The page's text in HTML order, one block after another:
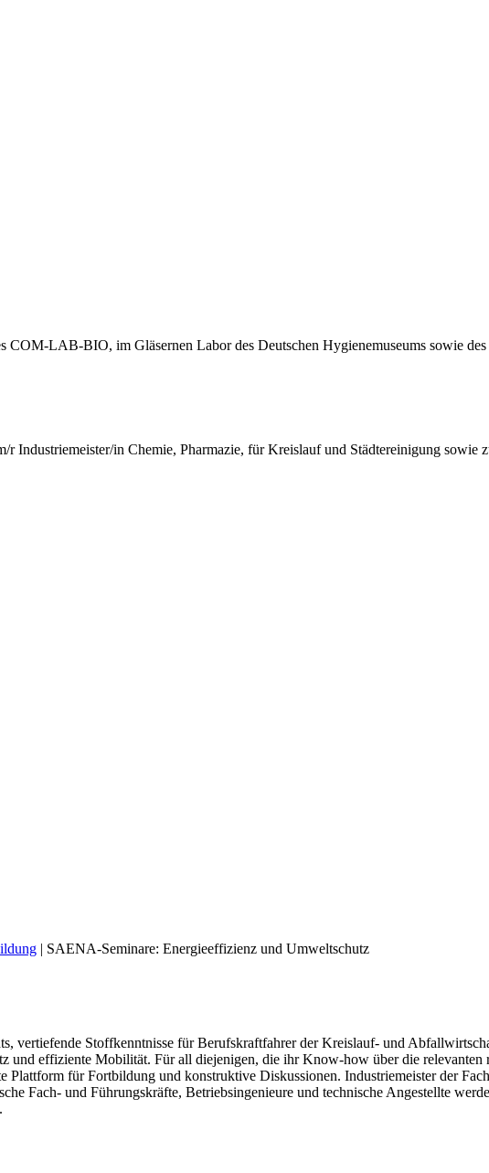
COM-LAB-BIO, im Gläsernen Labor des Deutschen Hygienemuseums sowie
Industriemeister/in Chemie, Pharmazie, für Kreislauf und Städtereinigung sowie
| SAENA-Seminare: Energieeffizienz und Umweltschutz
vertiefende Stoffkenntnisse für Berufskraftfahrer der Kreislauf- und
und effiziente Mobilität. Für all diejenigen, die ihr Know-how über die
Plattform für Fortbildung und konstruktive Diskussionen. Industriemeister der
Fach- und Führungskräfte, Betriebsingenieure und technische Angestellte